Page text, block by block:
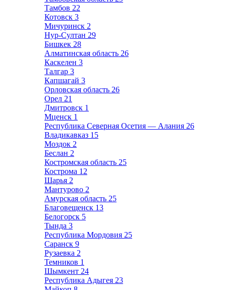
Тамбов 22
Котовск 3
Мичуринск 2
Нур-Султан 29
Бишкек 28
Алматинская область 26
Каскелен 3
Талгар 3
Капшагай 3
Орловская область 26
Орел 21
Дмитровск 1
Мценск 1
Республика Северная Осетия — Алания 26
Владикавказ 15
Моздок 2
Беслан 2
Костромская область 25
Кострома 12
Шарья 2
Мантурово 2
Амурская область 25
Благовещенск 13
Белогорск 5
Тында 3
Республика Мордовия 25
Саранск 9
Рузаевка 2
Темников 1
Шымкент 24
Республика Адыгея 23